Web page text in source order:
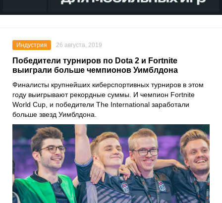
Индустрия 26 августа, 2019
Победители турниров по Dota 2 и Fortnite
выиграли больше чемпионов Уимблдона
Финалисты крупнейших киберспортивных турниров в этом
году выигрывают рекордные суммы. И чемпион Fortnite
World Cup, и победители The International заработали
больше звезд Уимблдона.